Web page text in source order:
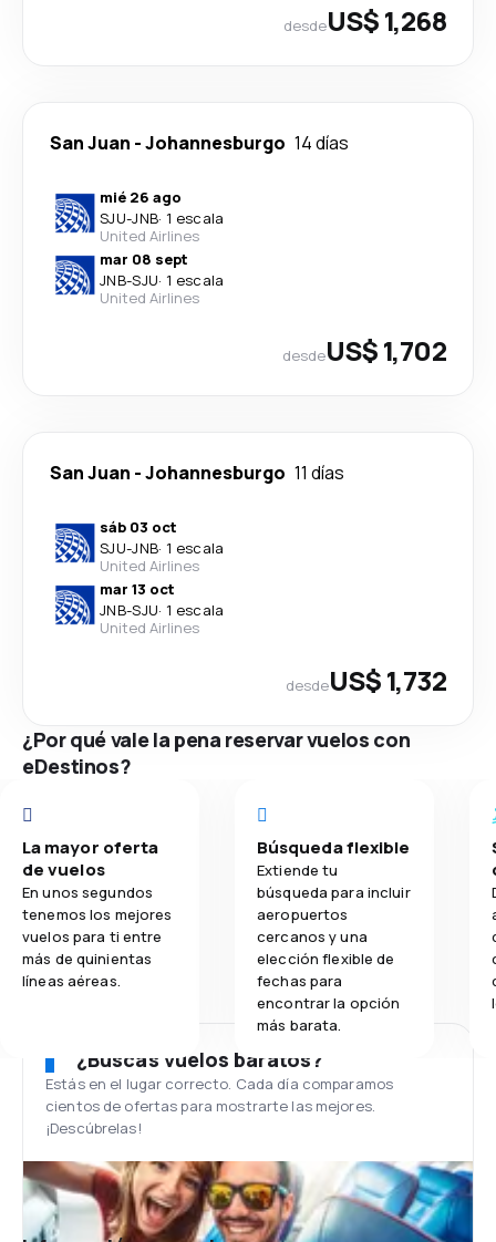
desdeUS$ 1,268
San Juan -Johannesburgo 14 días
mié 26 ago
SJU-JNB· 1 escala
United Airlines
mar 08 sept
JNB-SJU· 1 escala
United Airlines
desdeUS$ 1,702
San Juan -Johannesburgo 11 días
sáb 03 oct
SJU-JNB· 1 escala
United Airlines
mar 13 oct
JNB-SJU· 1 escala
United Airlines
desdeUS$ 1,732
¿Por qué vale la pena reservar vuelos con
eDestinos?
La mayor oferta
de vuelos
En unos segundos
tenemos los mejores
vuelos para ti entre
más de quinientas
líneas aéreas.
Búsqueda flexible
Extiende tu
búsqueda para incluir
aeropuertos
cercanos y una
elección flexible de
fechas para
encontrar la opción
más barata.
¿Buscas vuelos baratos?
Estás en el lugar correcto. Cada día comparamos
cientos de ofertas para mostrarte las mejores.
¡Descúbrelas!